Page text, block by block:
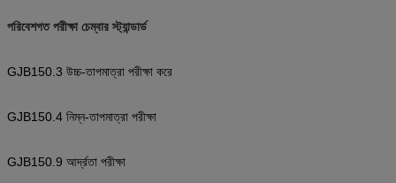
পরিবেশগত পরীক্ষা চেম্বার স্ট্যান্ডার্ড
GJB150.3 উচ্চ-তাপমাত্রা পরীক্ষা করে
GJB150.4 নিম্ন-তাপমাত্রা পরীক্ষা
GJB150.9 আর্দ্রতা পরীক্ষা